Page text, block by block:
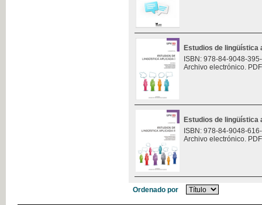
Estudios de lingüística
ISBN: 978-84-9048-
Archivo electrónico.
Estudios de lingüística
ISBN: 978-84-9048-
Archivo electrónico.
Ordenado por